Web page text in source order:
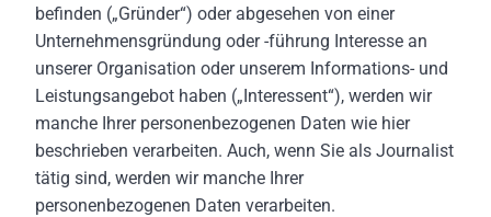
befinden („Gründer“) oder abgesehen von einer
Unternehmensgründung oder -führung Interesse an
unserer Organisation oder unserem Informations- und
Leistungsangebot haben („Interessent“), werden wir
manche Ihrer personenbezogenen Daten wie hier
beschrieben verarbeiten. Auch, wenn Sie als Journalist
tätig sind, werden wir manche Ihrer
personenbezogenen Daten verarbeiten.